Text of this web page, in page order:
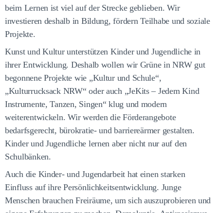
beim Lernen ist viel auf der Strecke geblieben. Wir
investieren deshalb in Bildung, fördern Teilhabe und soziale
Projekte.
Kunst und Kultur unterstützen Kinder und Jugendliche in
ihrer Entwicklung. Deshalb wollen wir Grüne in NRW gut
begonnene Projekte wie „Kultur und Schule“,
„Kulturrucksack NRW“ oder auch „JeKits – Jedem Kind
Instrumente, Tanzen, Singen“ klug und modern
weiterentwickeln. Wir werden die Förderangebote
bedarfsgerecht, bürokratie- und barriereärmer gestalten.
Kinder und Jugendliche lernen aber nicht nur auf den
Schulbänken.
Auch die Kinder- und Jugendarbeit hat einen starken
Einfluss auf ihre Persönlichkeitsentwicklung. Junge
Menschen brauchen Freiräume, um sich auszuprobieren und